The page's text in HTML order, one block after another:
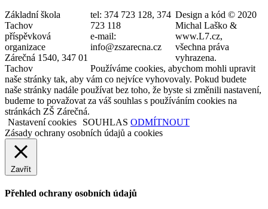
Základní škola
Tachov
příspěvková
organizace
Zárečná 1540, 347 01
Tachov
tel: 374 723 128, 374
723 118
e-mail:
info@zszarecna.cz
Design a kód © 2020
Michal Laško &
www.L7.cz,
všechna práva
vyhrazena.
Používáme cookies, abychom mohli upravit
naše stránky tak, aby vám co nejvíce vyhovovaly. Pokud budete
naše stránky nadále používat bez toho, že byste si změnili nastavení,
budeme to považovat za váš souhlas s používáním cookies na
stránkách ZŠ Zárečná.
Nastavení cookies
SOUHLAS ODMÍTNOUT
Zásady ochrany osobních údajů a cookies
Zavřít
Přehled ochrany osobních údajů